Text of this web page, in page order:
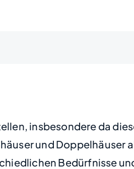
insbesondere da
und Doppelhäuser
Bedürfnisse